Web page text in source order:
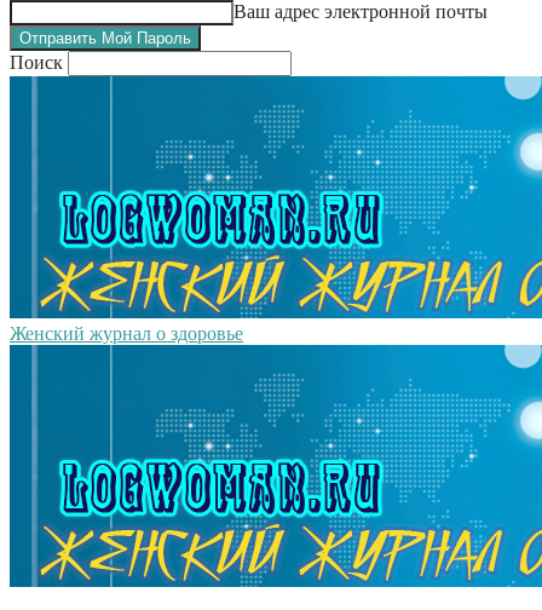
Ваш адрес электронной почты
Поиск
Женский журнал о здоровье